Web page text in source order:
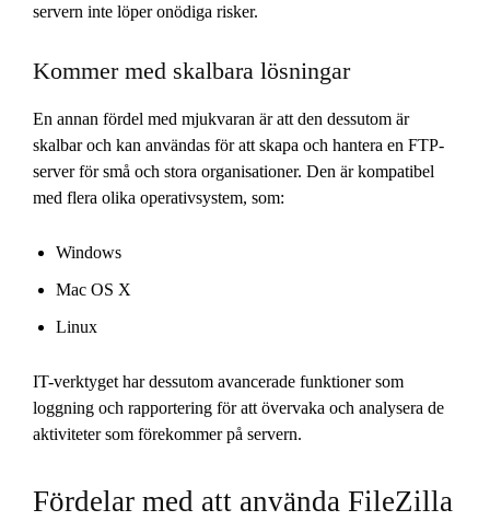
servern inte löper onödiga risker.
Kommer med skalbara lösningar
En annan fördel med mjukvaran är att den dessutom är
skalbar och kan användas för att skapa och hantera en FTP-
server för små och stora organisationer. Den är kompatibel
med flera olika operativsystem, som:
Windows
Mac OS X
Linux
IT-verktyget har dessutom avancerade funktioner som
loggning och rapportering för att övervaka och analysera de
aktiviteter som förekommer på servern.
Fördelar med att använda FileZilla